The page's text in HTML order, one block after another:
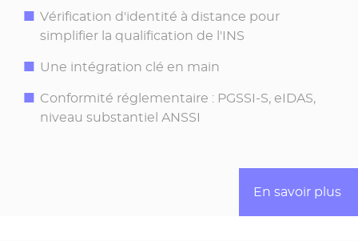
Vérification d'identité à distance pour
simplifier la qualification de l'INS
Une intégration clé en main
Conformité réglementaire : PGSSI-S, eIDAS,
niveau substantiel ANSSI
En savoir plus